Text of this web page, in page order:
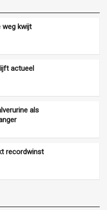
weg kwijt
actueel
als
recordwinst